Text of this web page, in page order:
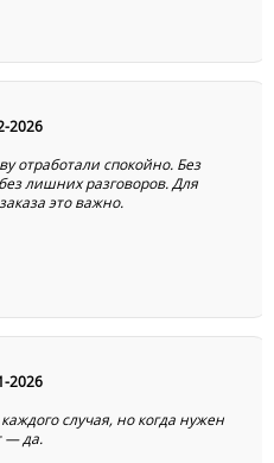
2026
отработали спокойно. Без
лишних разговоров. Для
это важно.
2026
случая, но когда нужен
— да.